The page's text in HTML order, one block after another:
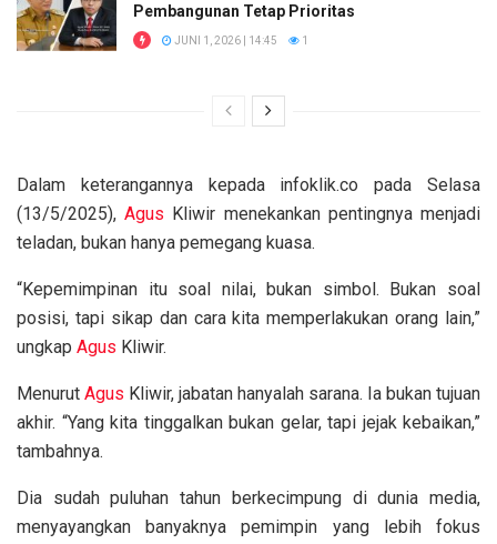
Pembangunan Tetap Prioritas
JUNI 1, 2026 | 14:45 1
Dalam keterangannya kepada infoklik.co pada Selasa
(13/5/2025),Agus Kliwir menekankan pentingnya menjadi
teladan, bukan hanya pemegang kuasa.
“Kepemimpinan itu soal nilai, bukan simbol. Bukan soal
posisi, tapi sikap dan cara kita memperlakukan orang lain,”
ungkap Agus Kliwir.
Menurut Agus Kliwir, jabatan hanyalah sarana. Ia bukan tujuan
akhir. “Yang kita tinggalkan bukan gelar, tapi jejak kebaikan,”
tambahnya.
Dia sudah puluhan tahun berkecimpung di dunia media,
menyayangkan banyaknya pemimpin yang lebih fokus